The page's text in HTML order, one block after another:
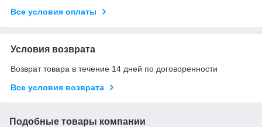
Все условия оплаты
Условия возврата
Возврат товара в течение 14 дней по договоренности
Все условия возврата
Подобные товары компании